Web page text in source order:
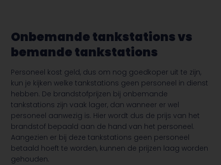
Onbemande tankstations vs
bemande tankstations
Personeel kost geld, dus om nog goedkoper uit te zijn,
kun je kijken welke tankstations geen personeel in dienst
hebben. De brandstofprijzen bij onbemande
tankstations zijn vaak lager, dan wanneer er wel
personeel aanwezig is. Hier wordt dus de prijs van het
brandstof bepaald aan de hand van het personeel.
Aangezien er bij deze tankstations geen personeel
betaald hoeft te worden, kunnen de prijzen laag worden
gehouden.